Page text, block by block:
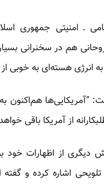
ـ امنیتی جمهوری
هم در سخنرانی
انرژی هسته‌ای به خوبی
هم‌اکنون به
از آمریکا باقی
از اظهارات خود
اشاره کرده و